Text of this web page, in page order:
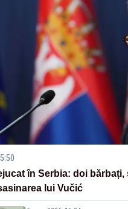
în Serbia: doi bărbați,
lui Vučić